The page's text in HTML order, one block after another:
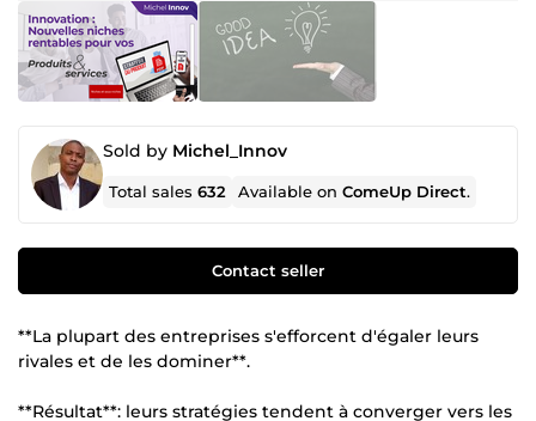
Sold by Michel_Innov
Total sales632 Available onComeUp Direct.
Contact seller
**La plupart des entreprises s'efforcent d'égaler leurs
rivales et de les dominer**.
**Résultat**: leurs stratégies tendent à converger vers les